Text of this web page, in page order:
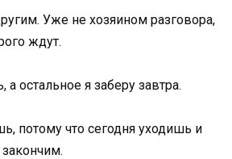
Уже не хозяином разговора,
ждут.
остальное я заберу завтра.
потому что сегодня уходишь и